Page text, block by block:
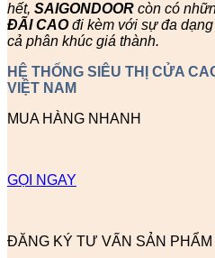
hết, SAIGONDOOR còn có
ĐÃI CAOđi kèm với sự đa
cả phân khúc giá thành.
HỆ THỐNG SIÊU THỊ CỬA
VIỆT NAM
MUA HÀNG NHANH
GỌI NGAY
ĐĂNG KÝ TƯ VẤN SẢN PHẨM